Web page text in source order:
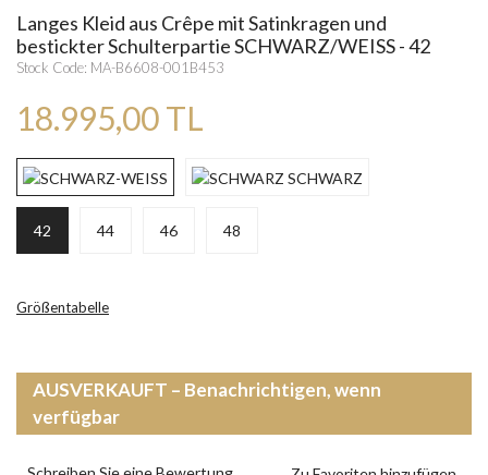
Langes Kleid aus Crêpe mit Satinkragen und
bestickter Schulterpartie SCHWARZ/WEISS - 42
Stock Code: MA-B6608-001B453
18.995,00 TL
42 44 46 48
Größentabelle
AUSVERKAUFT – Benachrichtigen, wenn
verfügbar